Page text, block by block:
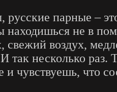
русские парные –
находишься не в
свежий воздух,
так несколько раз.
чувствуешь, что